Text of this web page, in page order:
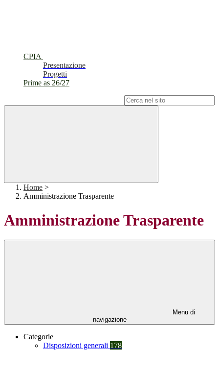
CPIA
Presentazione
Progetti
Prime as 26/27
Home >
Amministrazione Trasparente
Amministrazione Trasparente
Menu di
navigazione
Categorie
Disposizioni generali 178